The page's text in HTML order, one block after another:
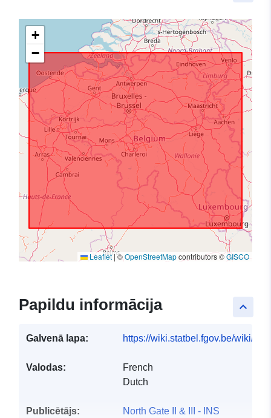
+
−
Leaflet|©OpenStreetMapcontributors ©GISCO
keyboard_arrow_up
Papildu informācija
Galvenā lapa: https://wiki.statbel.fgov.be/wiki/
Valodas:
French
Dutch
Publicētājs:
North Gate II & III - INS